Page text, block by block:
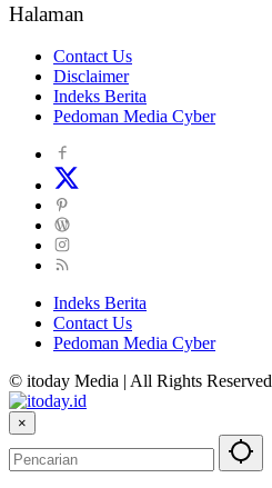
Halaman
Contact Us
Disclaimer
Indeks Berita
Pedoman Media Cyber
Indeks Berita
Contact Us
Pedoman Media Cyber
© itoday Media | All Rights Reserved
×